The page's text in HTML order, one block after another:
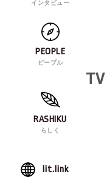
インタビュー
PEOPLE
ピープル
RASHIKU
らしく
lit.link